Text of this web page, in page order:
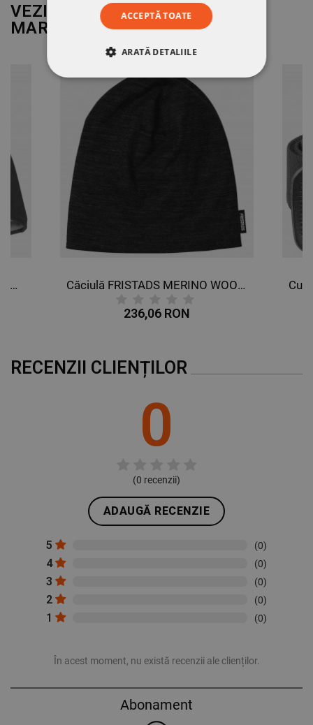
VEZI MAI MULT DE LA
MARCA
FRISTADS
Căciulă FRISTADS 9500 BFL NEGRU Căciulă FRISTADS MERINO WOOL NEGRU
236,06 RON
RECENZII CLIENȚILOR
0
(0 recenzii)
ADAUGĂ RECENZIE
5 (0)
4 (0)
3 (0)
2 (0)
1 (0)
În acest moment, nu există recenzii ale clienților.
Abonament
ACCEPTĂ TOATE
ARATĂ DETALIILE
STRICT NECESARE